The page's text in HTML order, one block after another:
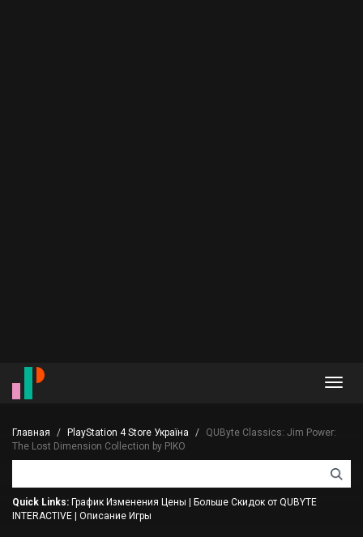
Главная PlayStation 4 Store Україна
QUByte Classics: Jim Power:
The Lost Dimension Collection by PIKO
Quick Links: График Изменения Цены
Больше Скидок от QUBYTE
INTERACTIVE
Описание Игры